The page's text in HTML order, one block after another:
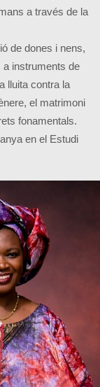
a través de la
de dones i nens,
instruments de
lluita contra la
el matrimoni
fonamentals.
en el Estudi